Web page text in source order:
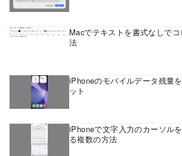
Macでテキストを書式なしで
法
iPhoneのモバイルデータ残量
ット
iPhoneで文字入力のカーソル
る複数の方法